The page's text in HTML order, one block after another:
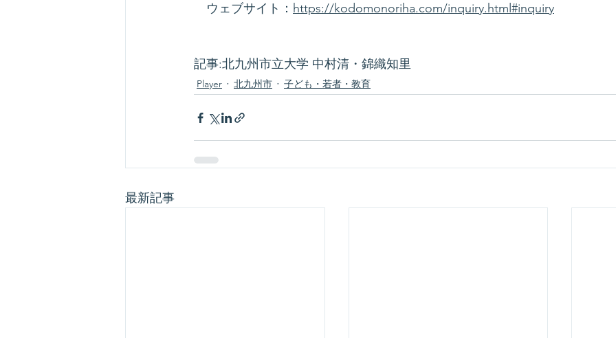
ウェブサイト： https://kodomonoriha.com/inquiry.html#inquiry
記事:北九州市立大学 中村清・錦織知里
Player 北九州市 子ども・若者・教育
最新記事